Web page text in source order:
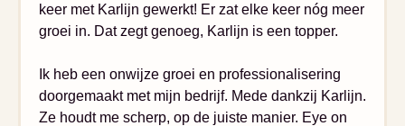
keer met Karlijn gewerkt! Er zat elke keer nóg meer
groei in. Dat zegt genoeg, Karlijn is een topper.
Ik heb een onwijze groei en professionalisering
doorgemaakt met mijn bedrijf. Mede dankzij Karlijn.
Ze houdt me scherp, op de juiste manier. Eye on